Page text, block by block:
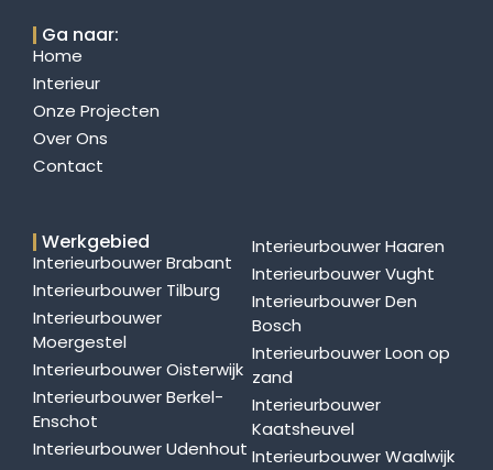
Ga naar:
Home
Interieur
Onze Projecten
Over Ons
Contact
Werkgebied
Interieurbouwer Brabant
Interieurbouwer Tilburg
Interieurbouwer
Moergestel
Interieurbouwer Oisterwijk
Interieurbouwer Berkel-
Enschot
Interieurbouwer Udenhout
Interieurbouwer Haaren
Interieurbouwer Vught
Interieurbouwer Den
Bosch
Interieurbouwer Loon op
zand
Interieurbouwer
Kaatsheuvel
Interieurbouwer Waalwijk